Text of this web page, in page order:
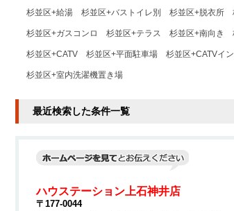
杉並区+給湯 杉並区+バストイレ別 杉並区+脱衣所
杉並区+ガスコンロ 杉並区+テラス 杉並区+南向き
杉並区+CATV 杉並区+平面駐車場 杉並区+CATVイ
杉並区+室内洗濯機置き場
最近検索した条件一覧
ハウステーション上石神井店
〒177-0044